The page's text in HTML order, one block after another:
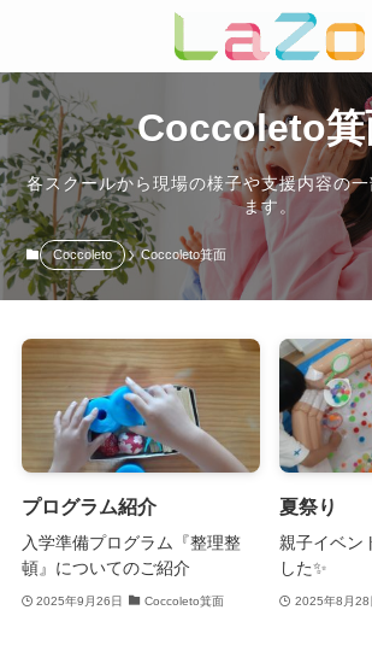
Coccoleto箕
各スクールから現場の様子や支援内容の
ます。
Coccoleto Coccoleto箕面
プログラム紹介
入学準備プログラム『整理整
頓』についてのご紹介
2025年9月26日 Coccoleto箕面
夏祭り
親子イベン
した✨
2025年8月28